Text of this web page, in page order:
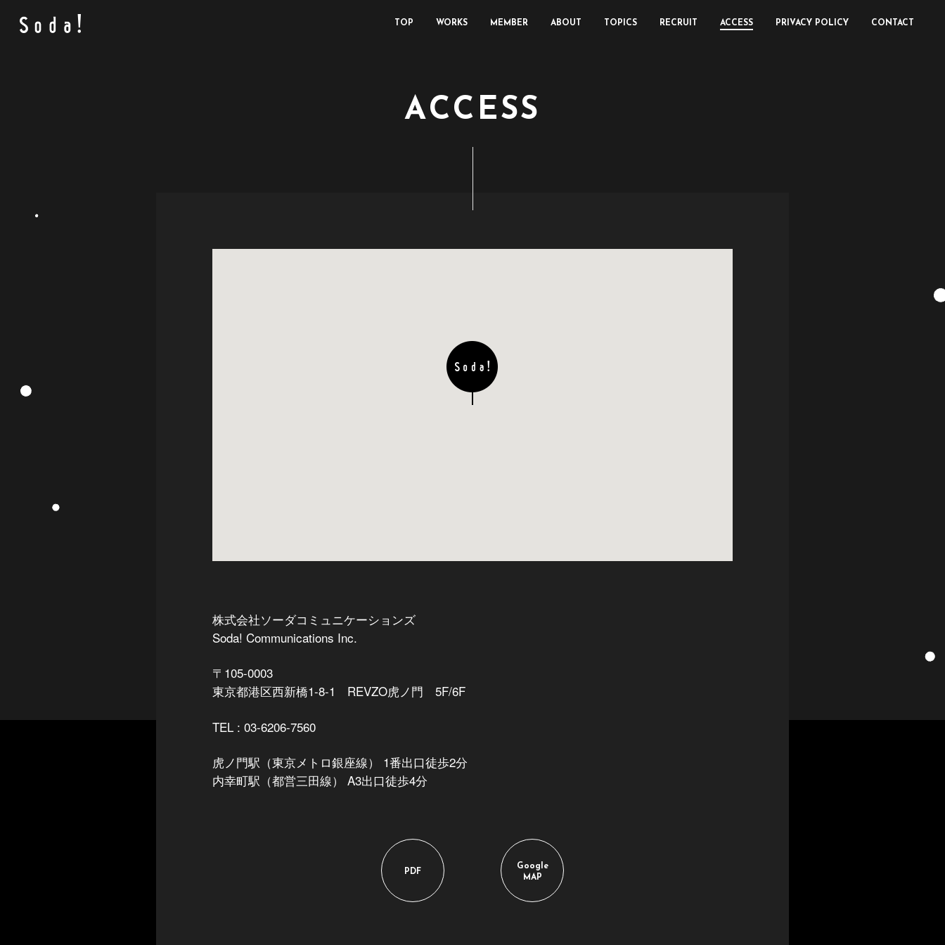
TOP WORKS MEMBER ABOUT TOPICS RECRUIT ACCESS PRIVACY POLICY CONTACT
ACC ESS
株式会社ソーダコミュニケーションズ
Soda! Communications Inc.
〒105-0003
東京都港区西新橋1-8-1 REVZO虎ノ門 5F/6F
TEL : 03-6206-7560
虎ノ門駅（東京メトロ銀座線） 1番出口徒歩2分
内幸町駅（都営三田線） A3出口徒歩4分
PDF
Google
MAP